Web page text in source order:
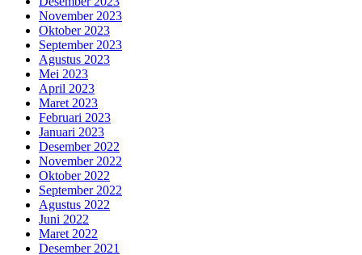
November 2023
Oktober 2023
September 2023
Agustus 2023
Mei 2023
April 2023
Maret 2023
Februari 2023
Januari 2023
Desember 2022
November 2022
Oktober 2022
September 2022
Agustus 2022
Juni 2022
Maret 2022
Desember 2021